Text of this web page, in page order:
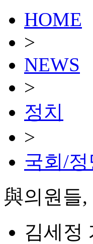
HOME
>
NEWS
>
정치
>
국회/정
與의원들
김세정